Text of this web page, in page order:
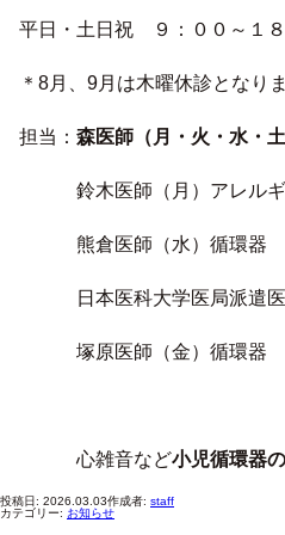
平日・土日祝 ９：００～１８
＊8月、9月は木曜休診となり
担当： 森医師（月・火・水・土
鈴木医師（月）アレルギ
熊倉医師（水）循環器
日本医科大学医局派遣医
塚原医師（金）循環器
心雑音など小児循環器
投稿日: 2026.03.03作成者: staff
カテゴリー: お知らせ